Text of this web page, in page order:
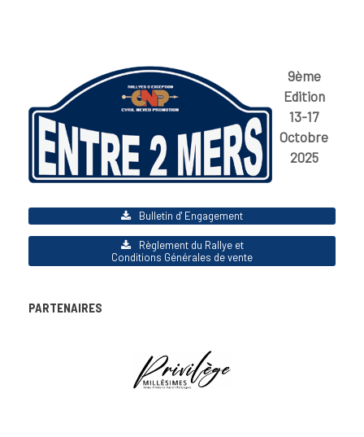
9ème
Edition
13-17
Octobre
2025
Bulletin d' Engagement
Règlement du Rallye et
Conditions Générales de vente
PARTENAIRES